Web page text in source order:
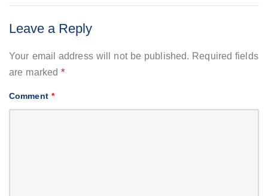
Leave a Reply
Your email address will not be published. Required fields
are marked*
Comment *